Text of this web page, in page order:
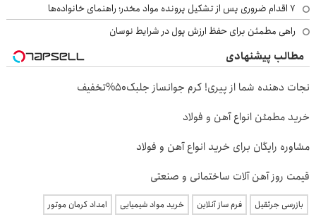
۷ اقدام ضروری پس از تشکیل پرونده مواد مخدر؛ راهنمای خانواده‌ها
راهی مطمئن برای حفظ ارزش پول در شرایط نوسان
مطالب پیشنهادی
نجات دهنده شما از پیری! کرم جوانساز جلبک50%تخفیف
خرید مطمئن انواع آهن و فولاد
مشاوره رایگان برای خرید انواع آهن و فولاد
قیمت روز آهن آلات ساختمانی و صنعتی
بازرسی جرثقیل فرم ساز آنلاین خرید مواد شیمیایی
امداد کرمان موتور